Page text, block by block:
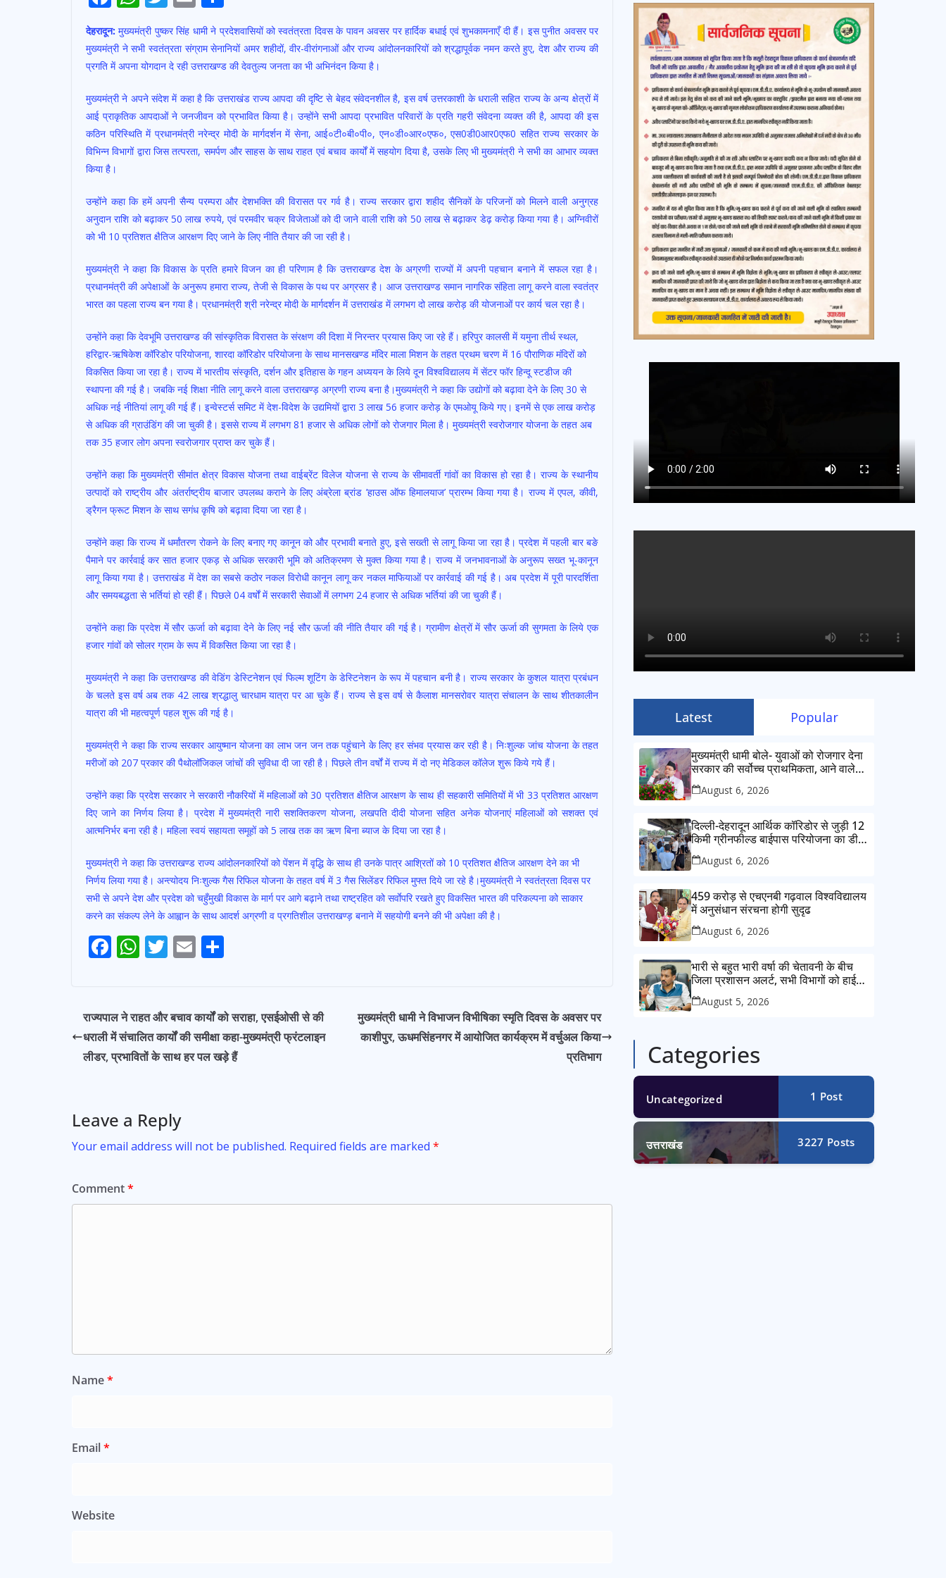
e
b
o
o
k
h
at
s
A
p
p
w
itt
er
m
ai
l
h
ar
e
देहरादून:मुख्यमंत्री पुष्कर सिंह धामी ने प्रदेशवासियों को स्वतंत्रता दिवस के पावन अवसर पर हार्दिक बधाई एवं शुभकामनाएँ दी हैं। इस पुनीत अवसर पर
मुख्यमंत्री ने सभी स्वतंत्रता संग्राम सेनानियों अमर शहीदों, वीर-वीरांगनाओं और राज्य आंदोलनकारियों को श्रद्धापूर्वक नमन करते हुए, देश और राज्य की
प्रगति में अपना योगदान दे रही उत्तराखण्ड की देवतुल्य जनता का भी अभिनंदन किया है।
मुख्यमंत्री ने अपने संदेश में कहा है कि उत्तराखंड राज्य आपदा की दृष्टि से बेहद संवेदनशील है, इस वर्ष उत्तरकाशी के धराली सहित राज्य के अन्य क्षेत्रों में
आई प्राकृतिक आपदाओं ने जनजीवन को प्रभावित किया है। उन्होंने सभी आपदा प्रभावित परिवारों के प्रति गहरी संवेदना व्यक्त की है, आपदा की इस
कठिन परिस्थिति में प्रधानमंत्री नरेन्द्र मोदी के मार्गदर्शन में सेना, आई०टी०बी०पी०, एन०डी०आर०एफ०, एस0डी0आर0एफ0 सहित राज्य सरकार के
विभिन्न विभागों द्वारा जिस तत्परता, समर्पण और साहस के साथ राहत एवं बचाव कार्यों में सहयोग दिया है, उसके लिए भी मुख्यमंत्री ने सभी का आभार व्यक्त
किया है।
उन्होंने कहा कि हमें अपनी सैन्य परम्परा और देशभक्ति की विरासत पर गर्व है। राज्य सरकार द्वारा शहीद सैनिकों के परिजनों को मिलने वाली अनुग्रह
अनुदान राशि को बढ़ाकर 50 लाख रुपये, एवं परमवीर चक्र विजेताओं को दी जाने वाली राशि को 50 लाख से बढ़ाकर डेढ़ करोड़ किया गया है। अग्निवीरों
को भी 10 प्रतिशत क्षैतिज आरक्षण दिए जाने के लिए नीति तैयार की जा रही है।
मुख्यमंत्री ने कहा कि विकास के प्रति हमारे विजन का ही परिणाम है कि उत्तराखण्ड देश के अग्रणी राज्यों में अपनी पहचान बनाने में सफल रहा है।
प्रधानमंत्री की अपेक्षाओं के अनुरूप हमारा राज्य, तेजी से विकास के पथ पर अग्रसर है। आज उत्तराखण्ड समान नागरिक संहिता लागू करने वाला स्वतंत्र
भारत का पहला राज्य बन गया है। प्रधानमंत्री श्री नरेन्द्र मोदी के मार्गदर्शन में उत्तराखंड में लगभग दो लाख करोड़ की योजनाओं पर कार्य चल रहा है।
उन्होंने कहा कि देवभूमि उत्तराखण्ड की सांस्कृतिक विरासत के संरक्षण की दिशा में निरन्तर प्रयास किए जा रहे हैं। हरिपुर कालसी में यमुना तीर्थ स्थल,
हरिद्वार-ऋषिकेश कॉरिडोर परियोजना, शारदा कॉरिडोर परियोजना के साथ मानसखण्ड मंदिर माला मिशन के तहत प्रथम चरण में 16 पौराणिक मंदिरों को
विकसित किया जा रहा है। राज्य में भारतीय संस्कृति, दर्शन और इतिहास के गहन अध्ययन के लिये दून विश्वविद्यालय में सेंटर फॉर हिन्दू स्टडीज की
स्थापना की गई है। जबकि नई शिक्षा नीति लागू करने वाला उत्तराखण्ड़ अग्रणी राज्य बना है।मुख्यमंत्री ने कहा कि उद्योगों को बढ़ावा देने के लिए 30 से
अधिक नई नीतियां लागू की गई हैं। इन्वेस्टर्स समिट में देश-विदेश के उद्यमियों द्वारा 3 लाख 56 हजार करोड़ के एमओयू किये गए। इनमें से एक लाख करोड़
से अधिक की ग्राउंडिंग की जा चुकी है। इससे राज्य में लगभग 81 हजार से अधिक लोगों को रोजगार मिला है। मुख्यमंत्री स्वरोजगार योजना के तहत अब
तक 35 हजार लोग अपना स्वरोजगार प्राप्त कर चुके हैं।
उन्होंने कहा कि मुख्यमंत्री सीमांत क्षेत्र विकास योजना तथा वाईब्रेंट विलेज योजना से राज्य के सीमावर्ती गांवों का विकास हो रहा है। राज्य के स्थानीय
उत्पादों को राष्ट्रीय और अंतर्राष्ट्रीय बाजार उपलब्ध कराने के लिए अंब्रेला ब्रांड ’हाउस ऑफ हिमालयाज’ प्रारम्भ किया गया है। राज्य में एपल, कीवी,
ड्रैगन फ्रूट मिशन के साथ सगंध कृषि को बढ़ावा दिया जा रहा है।
उन्होंने कहा कि राज्य में धर्मांतरण रोकने के लिए बनाए गए कानून को और प्रभावी बनाते हुए, इसे सख्ती से लागू किया जा रहा है। प्रदेश में पहली बार बङे
पैमाने पर कार्रवाई कर सात हजार एकड़ से अधिक सरकारी भूमि को अतिक्रमण से मुक्त किया गया है। राज्य में जनभावनाओं के अनुरूप सख्त भू-कानून
लागू किया गया है। उत्तराखंड में देश का सबसे कठोर नकल विरोधी कानून लागू कर नकल माफियाओं पर कार्रवाई की गई है। अब प्रदेश में पूरी पारदर्शिता
और समयबद्धता से भर्तियां हो रही हैं। पिछले 04 वर्षों में सरकारी सेवाओं में लगभग 24 हजार से अधिक भर्तियां की जा चुकी हैं।
उन्होंने कहा कि प्रदेश में सौर ऊर्जा को बढ़ावा देने के लिए नई सौर ऊर्जा की नीति तैयार की गई है। ग्रामीण क्षेत्रों में सौर ऊर्जा की सुगमता के लिये एक
हजार गांवों को सोलर ग्राम के रूप में विकसित किया जा रहा है।
मुख्यमंत्री ने कहा कि उत्तराखण्ड की वेडिंग डेस्टिनेशन एवं फिल्म शूटिंग के डेस्टिनेशन के रूप में पहचान बनी है। राज्य सरकार के कुशल यात्रा प्रबंधन
के चलते इस वर्ष अब तक 42 लाख श्रद्धालु चारधाम यात्रा पर आ चुके हैं। राज्य से इस वर्ष से कैलाश मानसरोवर यात्रा संचालन के साथ शीतकालीन
यात्रा की भी महत्वपूर्ण पहल शुरू की गई है।
मुख्यमंत्री ने कहा कि राज्य सरकार आयुष्मान योजना का लाभ जन जन तक पहुंचाने के लिए हर संभव प्रयास कर रही है। निःशुल्क जांच योजना के तहत
मरीजों को 207 प्रकार की पैथोलॉजिकल जांचों की सुविधा दी जा रही है। पिछले तीन वर्षों में राज्य में दो नए मेडिकल कॉलेज शुरू किये गये हैं।
उन्होंने कहा कि प्रदेश सरकार ने सरकारी नौकरियों में महिलाओं को 30 प्रतिशत क्षैतिज आरक्षण के साथ ही सहकारी समितियों में भी 33 प्रतिशत आरक्षण
दिए जाने का निर्णय लिया है। प्रदेश में मुख्यमंत्री नारी सशक्तिकरण योजना, लखपति दीदी योजना सहित अनेक योजनाएं महिलाओं को सशक्त एवं
आत्मनिर्भर बना रही है। महिला स्वयं सहायता समूहों को 5 लाख तक का ऋण बिना ब्याज के दिया जा रहा है।
मुख्यमंत्री ने कहा कि उत्तराखण्ड राज्य आंदोलनकारियों को पेंशन में वृद्धि के साथ ही उनके पात्र आश्रितों को 10 प्रतिशत क्षैतिज आरक्षण देने का भी
निर्णय लिया गया है। अन्त्योदय निःशुल्क गैस रिफिल योजना के तहत वर्ष में 3 गैस सिलेंडर रिफिल मुफ्त दिये जा रहे है।मुख्यमंत्री ने स्वतंत्रता दिवस पर
सभी से अपने देश और प्रदेश को चहुँमुखी विकास के मार्ग पर आगे बढ़ाने तथा राष्ट्रहित को सर्वाेपरि रखते हुए विकसित भारत की परिकल्पना को साकार
करने का संकल्प लेने के आह्वान के साथ आदर्श अग्रणी व प्रगतिशील उत्तराखण्ड़ बनाने में सहयोगी बनने की भी अपेक्षा की है।
F
b
o
o
W
s
A
p
T
er
E
l e
राज्यपाल ने राहत और बचाव कार्यों को सराहा, एसईओसी से की
धराली में संचालित कार्यों की समीक्षा कहा-मुख्यमंत्री फ्रंटलाइन
लीडर, प्रभावितों के साथ हर पल खड़े हैं
मुख्यमंत्री धामी ने विभाजन विभीषिका स्मृति दिवस के अवसर पर
काशीपुर, ऊधमसिंहनगर में आयोजित कार्यक्रम में वर्चुअल किया
प्रतिभाग
Leave a Reply
Your email address will not be published. Required fields are marked *
Comment*
Name*
Email*
Website
Latest Popular
मुख्यमंत्री धामी बोले- युवाओं को रोजगार देना
सरकार की सर्वोच्च प्राथमिकता, आने वाले
महीनों में हजारों पदों पर की जाएगी भर्ती
August 6, 2026
दिल्ली-देहरादून आर्थिक कॉरिडोर से जुड़ी 12
किमी ग्रीनफील्ड बाईपास परियोजना का डीएम
ने किया निरीक्षण; समयबद्ध एवं गुणवत्तापूर्ण
निर्माण सुनिश्चित करने के निर्देश, सुरक्षा
August 6, 2026
459 करोड़ से एचएनबी गढ़वाल विश्वविद्यालय
में अनुसंधान संरचना होगी सुदृढ
August 6, 2026
भारी से बहुत भारी वर्षा की चेतावनी के बीच
जिला प्रशासन अलर्ट, सभी विभागों को हाई
अलर्ट पर रहने के निर्देश
August 5, 2026
Categories
Uncategorized 1 Post
उत्तराखंड 3227 Posts